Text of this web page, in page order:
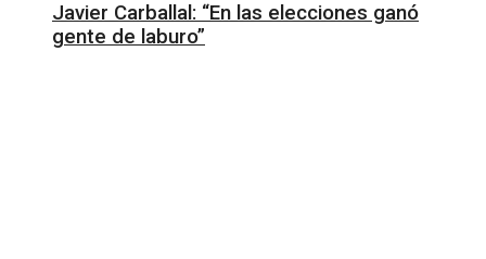
Javier Carballal: “En las elecciones ganó
gente de laburo”